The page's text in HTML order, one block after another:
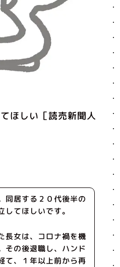
ほしい［読売新聞人
同居する２０代後半の
てほしいです。
長女は、コロナ禍を機
その後退職し、ハンド
て、１年以上前から再